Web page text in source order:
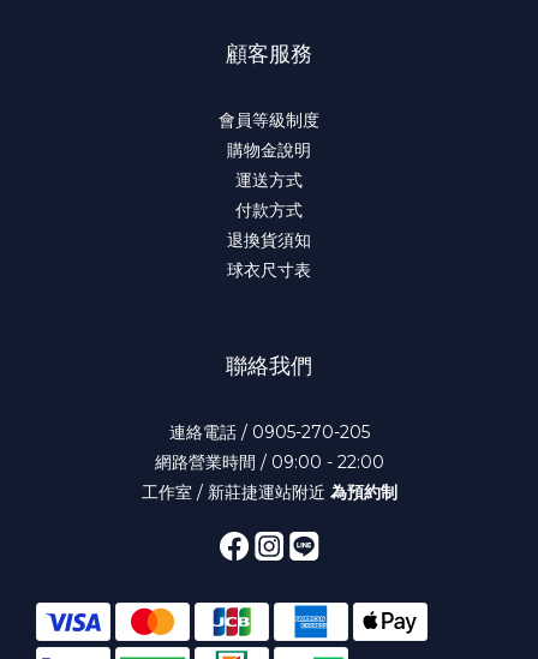
顧客服務
會員等級制度
購物金說明
運送方式
付款方式
退換貨須知
球衣尺寸表
聯絡我們
連絡電話 / 0905-270-205
網路營業時間 / 09:00 - 22:00
工作室 / 新莊捷運站附近 為預約制